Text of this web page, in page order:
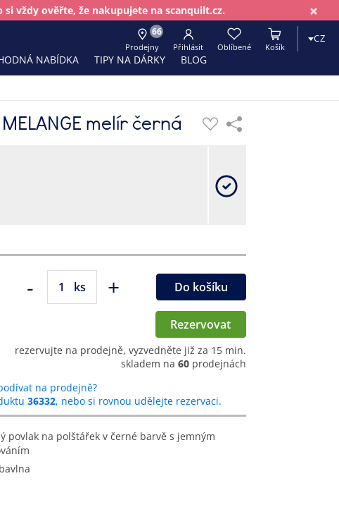
×
si vždy ověřte, že nakupujete na scanquilt.cz.
NABÍDKA TIPY NA DÁRKY BLOG
66
Prodejny Přihlásit Oblíbené Košík
CZ
melír černá
- ks + Do košíku
Rezervovat
rezervujte na prodejně, vyzvedněte již za 15 min.
skladem na 60 prodejnách
na prodejně?
36332, nebo si rovnou udělejte rezervaci.